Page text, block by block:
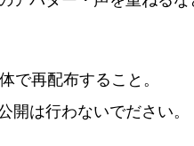
で再配布すること。
開は行わないでださい。